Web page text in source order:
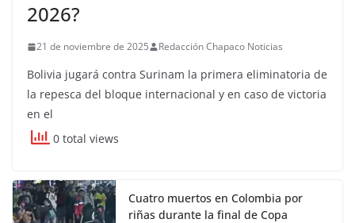
2026?
21 de noviembre de 2025 Redacción Chapaco Noticias
Bolivia jugará contra Surinam la primera eliminatoria de
la repesca del bloque internacional y en caso de victoria
en el
0 total views
Cuatro muertos en Colombia por
riñas durante la final de Copa